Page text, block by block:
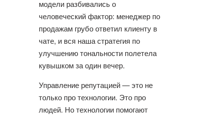
модели разбивались о
человеческий фактор: менеджер по
продажам грубо ответил клиенту в
чате, и вся наша стратегия по
улучшению тональности полетела
кувышком за один вечер.
Управление репутацией — это не
только про технологии. Это про
людей. Но технологии помогают